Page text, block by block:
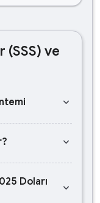
(SSS) ve
keyboard_arrow_down
keyboard_arrow_down
Doları
keyboard_arrow_down